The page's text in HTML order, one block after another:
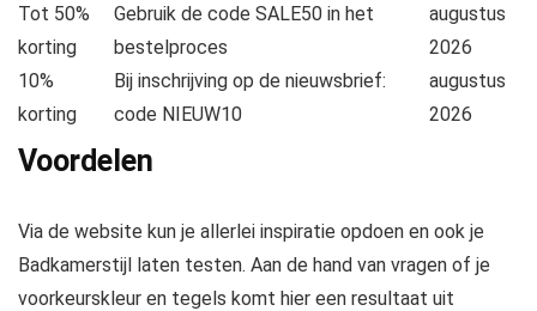
Tot 50%
korting
Gebruik de code SALE50 in het
bestelproces
augustus
2026
10%
korting
Bij inschrijving op de nieuwsbrief:
code NIEUW10
augustus
2026
Voordelen
Via de website kun je allerlei inspiratie opdoen en ook je
Badkamerstijl laten testen. Aan de hand van vragen of je
voorkeurskleur en tegels komt hier een resultaat uit